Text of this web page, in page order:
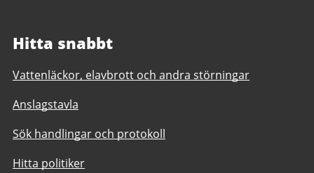
Hitta snabbt
Vattenläckor, elavbrott och andra störningar
Anslagstavla
Sök handlingar och protokoll
Hitta politiker